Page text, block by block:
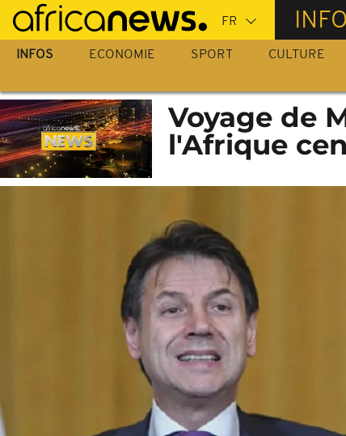
Passer
au
contenu
INFOS ECONOMIE SPORT CULTURE
Voyage de
l'Afrique